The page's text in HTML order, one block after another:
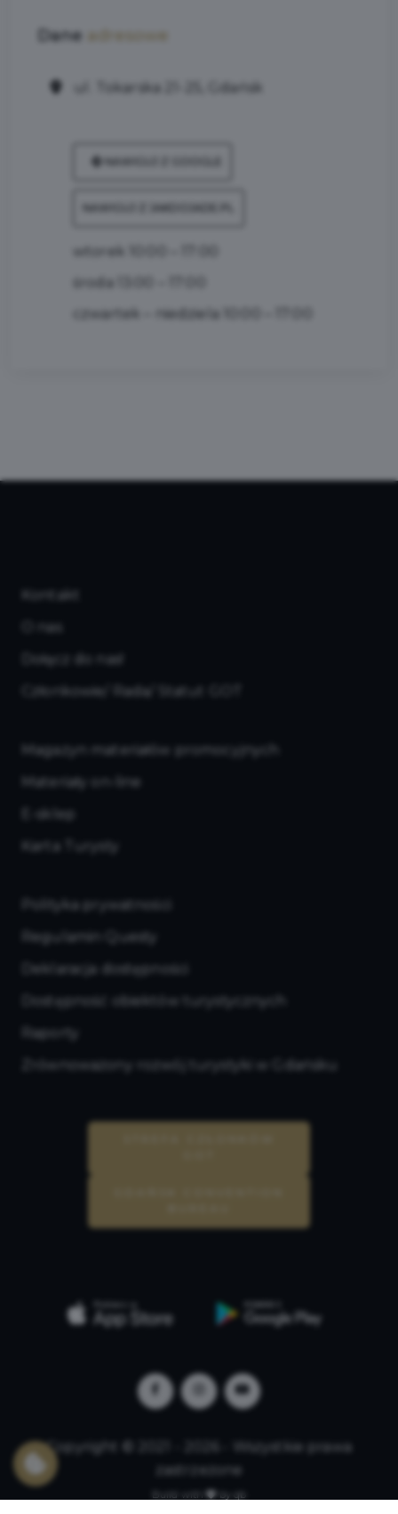
Dane adresowe
ul. Tokarska 21-25, Gdańsk
czwartek – niedziela 10:00 – 17:00
O nas
Dołącz do nas!
Członkowie/ Rada/ Statut GOT
Magazyn materiałów promocyjnych
Materiały on-line
Karta Turysty
Polityka prywatności
Regulamin Questy
Deklaracja dostępności
Dostępność obiektów turystycznych
Raporty
Zrównoważony rozwój turystyki w Gdańsku
Copyright © 2021 - 2026 - Wszystkie prawa
zastrzeżone
Build with by qb